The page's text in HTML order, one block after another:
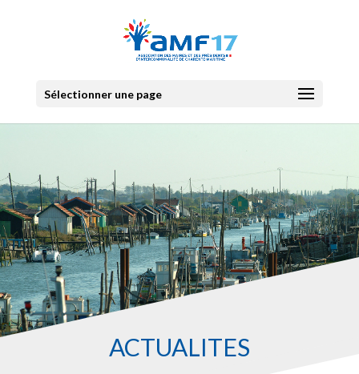
Sélectionner une page
ACTUALITES